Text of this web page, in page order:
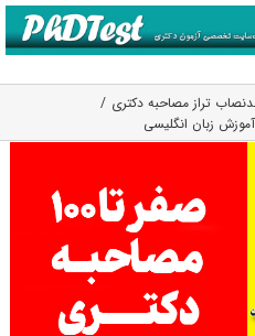
تراز مصاحبه دکتری
زبان انگلیسی